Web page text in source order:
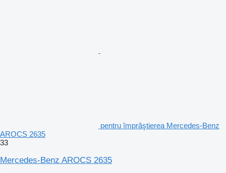
pentru împrăştierea Mercedes-Benz
AROCS 2635
33
Mercedes-Benz AROCS 2635